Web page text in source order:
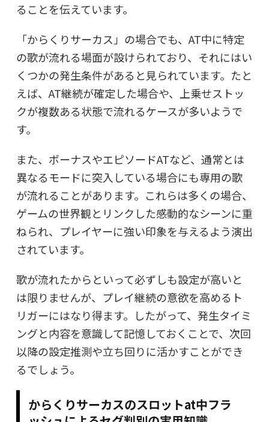
ることを伝えています。
「からくりサーカス」の場合でも、AT中に特定
の歌が流れる場面が設けられており、それにはい
くつかの発生条件があると見られています。たと
えば、AT継続が確定した場合や、上乗せストッ
クが複数ある状態で流れるケースが多いようで
す。
また、ボーナスやエピソードATなど、通常とは
異なるモードに突入している場合にも専用の歌
が流れることがあります。これらは多くの場合、
ゲームの世界観とリンクした感動的なシーンに重
ねられ、プレイヤーに強い印象を与えるよう演出
されています。
歌が流れたからといって必ずしも設定が高いと
は限りませんが、プレイ継続の意欲を高めるト
リガーにはなり得ます。したがって、発生タイミ
ングと内容を意識して記憶しておくことで、次回
以降の設定推測や立ち回りに活かすことができ
るでしょう。
からくりサーカスのスロットat中フラ